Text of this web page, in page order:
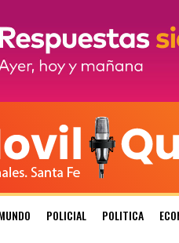
POLICIAL POLITICA